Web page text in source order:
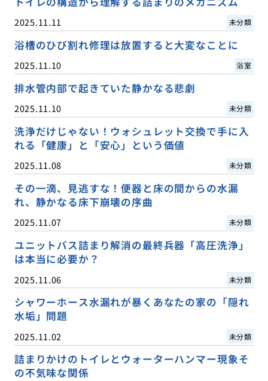
2025.11.11 未分類
浴槽のひび割れ修理は放置すると大変なことに
2025.11.10 浴室
排水管内部で起きていた静かなる悲劇
2025.11.10 未分類
洗浄だけじゃない！ウォシュレット交換で手に入
れる「健康」と「安心」という価値
2025.11.08 未分類
その一滴、見逃すな！便器と床の間からの水漏
れ、静かなる床下崩壊の序曲
2025.11.07 未分類
ユニットバス詰まり解消の最終兵器「高圧洗浄」
は本当に必要か？
2025.11.06 未分類
シャワーホース水漏れが暴くあなたの家の「隠れ
水垢」問題
2025.11.02 未分類
詰まりかけのトイレとウォーターハンマー現象そ
の不気味な関係